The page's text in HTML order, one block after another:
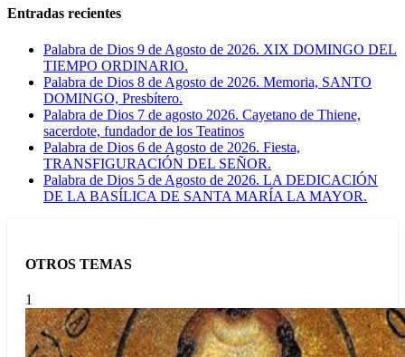
Entradas recientes
Palabra de Dios 9 de Agosto de 2026. XIX DOMINGO DEL
TIEMPO ORDINARIO.
Palabra de Dios 8 de Agosto de 2026. Memoria, SANTO
DOMINGO, Presbítero.
Palabra de Dios 7 de agosto 2026. Cayetano de Thiene,
sacerdote, fundador de los Teatinos
Palabra de Dios 6 de Agosto de 2026. Fiesta,
TRANSFIGURACIÓN DEL SEÑOR.
Palabra de Dios 5 de Agosto de 2026. LA DEDICACIÓN
DE LA BASÍLICA DE SANTA MARÍA LA MAYOR.
OTROS TEMAS
1